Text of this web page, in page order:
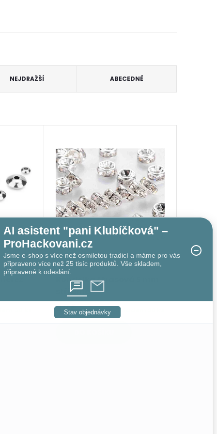
NEJDRAŽŠÍ ABECEDNĚ
Rondelka štrasová 5 mm
stříbrná
3 Kč Skladem
AI asistent "pani Klubíčková" –
ProHackovani.cz
Jsme e-shop s více než osmiletou tradicí a máme pro vás
připraveno více než 25 tisíc produktů. Vše skladem,
připravené k odeslání.
Stav objednávky